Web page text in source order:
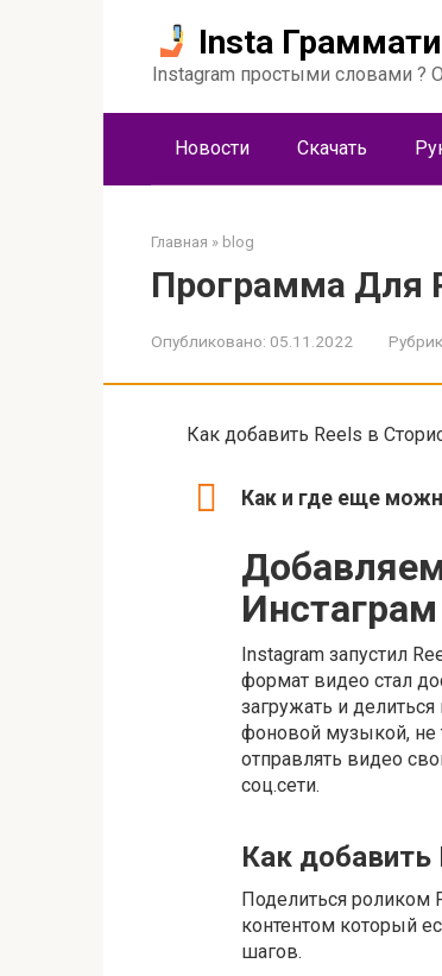
Insta
Instagram простыми словами ?
Новости Скачать
Главная » blog
Программа Для
Опубликовано: 05.11.2022
Как добавить Reels в
Как и где еще
Инстаграм
Instagram запустил
формат видео стал
загружать и
фоновой музыкой, не
отправлять видео
соц.сети.
Как добавить
Поделиться роликом
контентом который
шагов.